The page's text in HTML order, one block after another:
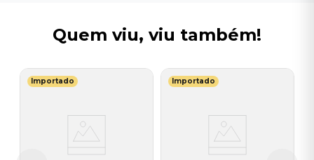
Quem viu, viu também!
Importado Importado